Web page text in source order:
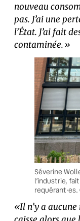
nouveau
pas. J’ai une
l’État. J’ai fait
contaminée.»
Séverine
l’industrie,
requérant·es.
«Il n’y a